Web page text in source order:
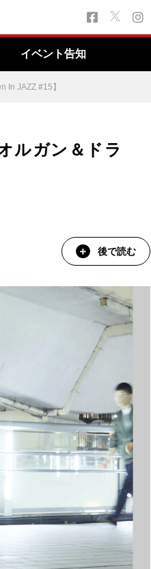
イベント告知
In JAZZ #15】
ルガン＆ドラ
後で読む